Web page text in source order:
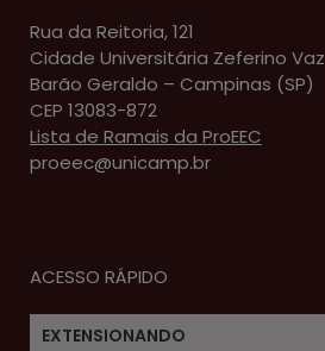
Rua da Reitoria, 121
Cidade Universitária Zeferino Vaz
Barão Geraldo – Campinas (SP)
CEP 13083-872
Lista de Ramais da ProEEC
proeec@unicamp.br
ACESSO RÁPIDO
EXTENSIONANDO